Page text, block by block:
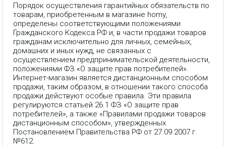
Порядок осуществления гарантийных обязательств по
товарам, приобретенным в магазине homy,
определены соответствующими положениями
Гражданского Кодекса РФ и, в части продажи товаров
гражданам исключительно для личных, семейных,
домашних и иных нужд, не связанных с
осуществлением предпринимательской деятельности,
положениями ФЗ «О защите прав потребителей».
Интернет-магазин является дистанционным способом
продажи, таким образом, в отношении такого способа
продажи действуют особые правила. Эти правила
регулируются статьей 26.1 ФЗ «О защите прав
потребителей», а также «Правилами продажи товаров
дистанционным способом», утвержденных
Постановлением Правительства РФ от 27.09.2007 г.
№612.